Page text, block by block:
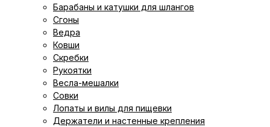
Барабаны и катушки для шлангов
Сгоны
Ведра
Ковши
Скребки
Рукоятки
Весла-мешалки
Совки
Лопаты и вилы для пищевки
Держатели и настенные крепления